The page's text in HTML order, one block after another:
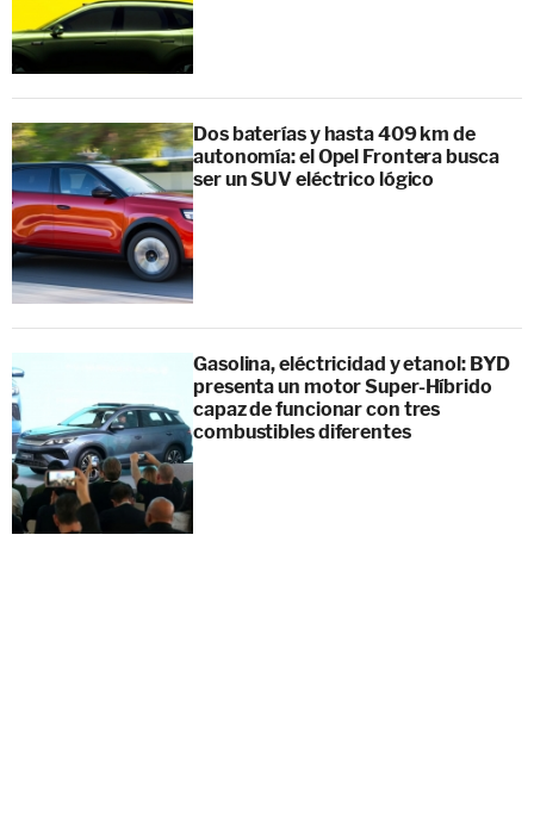
Dos baterías y hasta 409 km de
autonomía: el Opel Frontera busca
ser un SUV eléctrico lógico
Gasolina, eléctricidad y etanol: BYD
presenta un motor Super-Híbrido
capaz de funcionar con tres
combustibles diferentes